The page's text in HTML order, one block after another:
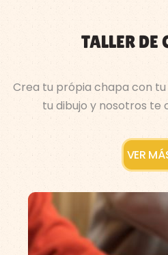
TALLER DE
Crea tu própia chapa con
tu dibujo y nosotros te
VER